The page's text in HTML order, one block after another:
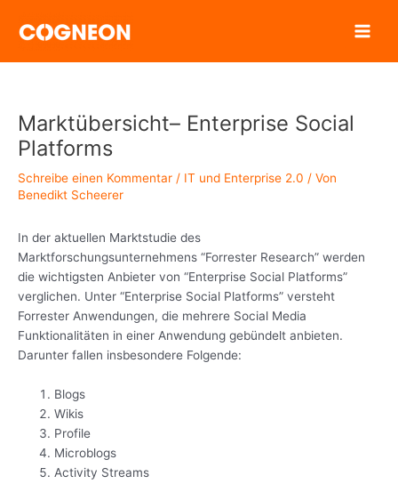
Inhalt
Marktübersicht– Enterprise Social
Platforms
Schreibe einen Kommentar / IT und Enterprise 2.0 / Von
Benedikt Scheerer
In der aktuellen Marktstudie des
Marktforschungsunternehmens “Forrester Research” werden
die wichtigsten Anbieter von “Enterprise Social Platforms”
verglichen. Unter “Enterprise Social Platforms” versteht
Forrester Anwendungen, die mehrere Social Media
Funktionalitäten in einer Anwendung gebündelt anbieten.
Darunter fallen insbesondere Folgende:
Blogs
Wikis
Profile
Microblogs
Activity Streams